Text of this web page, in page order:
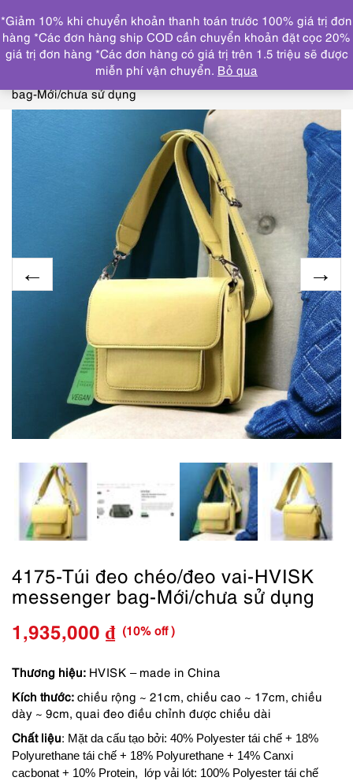
DANH MỤC
Trang chủ THƯƠNG HIỆU NỔI BẬT
OTHERS
4175-Túi đeo chéo/đeo vai-HVISK messenger
bag-Mới/chưa sử dụng
4175-Túi đeo chéo/đeo vai-HVISK
messenger bag-Mới/chưa sử dụng
Giá
gốc
là:
2,150,000 ₫.
1,935,000 ₫
Giá
hiện
tại
1,935,000 ₫.
(10% off )
Thương hiệu: HVISK – made in China
Kích thước: chiều rộng ~ 21cm, chiều cao ~ 17cm, chiều
dày ~ 9cm, quai đeo điều chỉnh được chiều dài
Chất liệu: Mặt da cấu tạo bởi: 40% Polyester tái chế + 18%
Polyurethane tái chế + 18% Polyurethane + 14% Canxi
cacbonat + 10% Protein, lớp vải lót: 100% Polyester tái chế
*Giảm 10% khi chuyển khoản thanh toán trước 100% giá trị đơn
hàng *Các đơn hàng ship COD cần chuyển khoản đặt cọc 20%
giá trị đơn hàng *Các đơn hàng có giá trị trên 1.5 triệu sẽ được
miễn phí vận chuyển. Bỏ qua